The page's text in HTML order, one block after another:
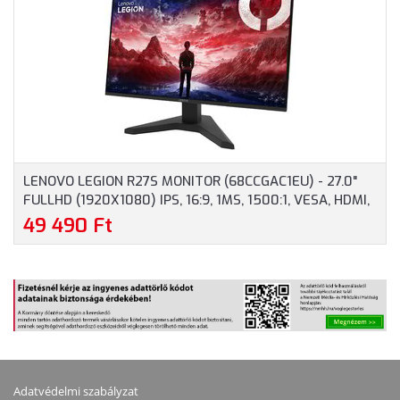
HANGSZÓRÓ, 3 ÉV
GARANCIA, FEKETE
HDMI, 3 ÉV GARANCIA
LENOVO LEGION R27S MONITOR (68CCGAC1EU) - 27.0"
FULLHD (1920X1080) IPS, 16:9, 1MS, 1500:1, VESA, HDMI,
DISPLAYPORT, 144HZ, 3 ÉV GARANCIA, FEKETE SZÍNBEN
49 490 Ft
Adatvédelmi szabályzat